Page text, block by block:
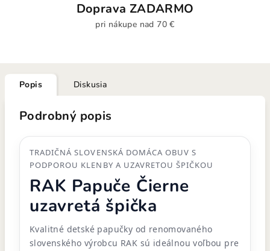
Doprava ZADARMO
pri nákupe nad 70 €
Popis Diskusia
Podrobný popis
TRADIČNÁ SLOVENSKÁ DOMÁCA OBUV S
PODPOROU KLENBY A UZAVRETOU ŠPIČKOU
RAK Papuče Čierne
uzavretá špička
Kvalitné detské papučky od renomovaného
slovenského výrobcu RAK sú ideálnou voľbou pre